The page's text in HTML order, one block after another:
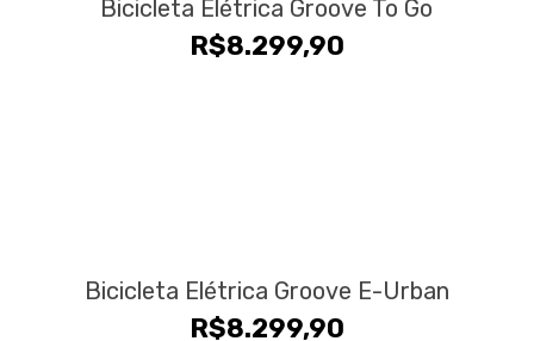
Bicicleta Elétrica Groove To Go
R$8.299,90
Bicicleta Elétrica Groove E-Urban
R$8.299,90